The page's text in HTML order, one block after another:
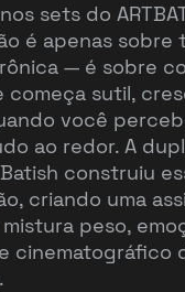
sets do
é apenas sobre
— é sobre
começa sutil,
você
ao redor. A
construiu
criando uma
peso,
cinematográfico